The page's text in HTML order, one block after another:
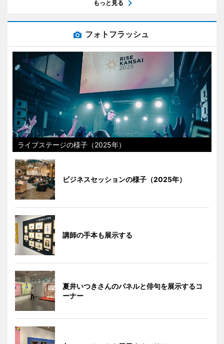
もっと見る
フォトフラッシュ
ライブステージの様子（2025年）
ビジネスセッションの様子（2025年）
講師の手本も展示する
夏井いつきさんのパネルと俳句を展示するコ
ーナー